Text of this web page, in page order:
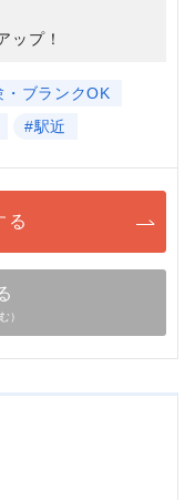
ップ！
・ブランクOK
#駅近
る
）